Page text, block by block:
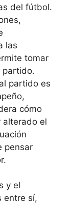
del fútbol.
las
tomar
partido.
partido es
cómo
alterado el
pensar
y el
entre sí,